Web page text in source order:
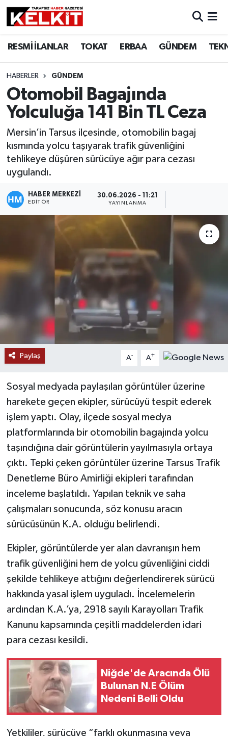
RESMİ İLANLAR TOKAT ERBAA GÜNDEM
HABERLER GÜNDEM
Otomobil Bagajında
Yolculuğa 141 Bin TL Ceza
Mersin’in Tarsus ilçesinde, otomobilin bagaj
kısmında yolcu taşıyarak trafik güvenliğini
tehlikeye düşüren sürücüye ağır para cezası
uygulandı.
HABER MERKEZİ
EDITÖR
30.06.2026 - 11:21
YAYINLANMA
Paylaş A- A+
Sosyal medyada paylaşılan görüntüler üzerine
harekete geçen ekipler, sürücüyü tespit ederek
işlem yaptı. Olay, ilçede sosyal medya
platformlarında bir otomobilin bagajında yolcu
taşındığına dair görüntülerin yayılmasıyla ortaya
çıktı. Tepki çeken görüntüler üzerine Tarsus Trafik
Denetleme Büro Amirliği ekipleri tarafından
inceleme başlatıldı. Yapılan teknik ve saha
çalışmaları sonucunda, söz konusu aracın
sürücüsünün K.A. olduğu belirlendi.
Ekipler, görüntülerde yer alan davranışın hem
trafik güvenliğini hem de yolcu güvenliğini ciddi
şekilde tehlikeye attığını değerlendirerek sürücü
hakkında yasal işlem uyguladı. İncelemelerin
ardından K.A.’ya, 2918 sayılı Karayolları Trafik
Kanunu kapsamında çeşitli maddelerden idari
para cezası kesildi.
Niğde'de Aracında Ölü
Bulunan N.E Ölüm
Nedeni Belli Oldu
Yetkililer, sürücüye “farklı okunmasına veya